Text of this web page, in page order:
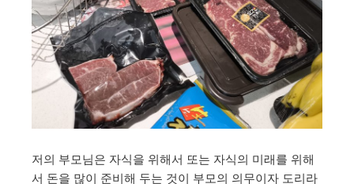
저의 부모님은 자식을 위해서 또는 자식의 미래를 위해
서 돈을 많이 준비해 두는 것이 부모의 의무이자 도리라